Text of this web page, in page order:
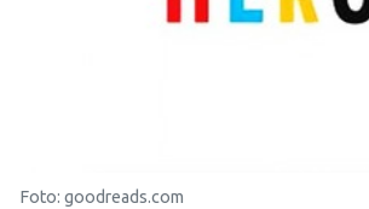
Foto: goodreads.com